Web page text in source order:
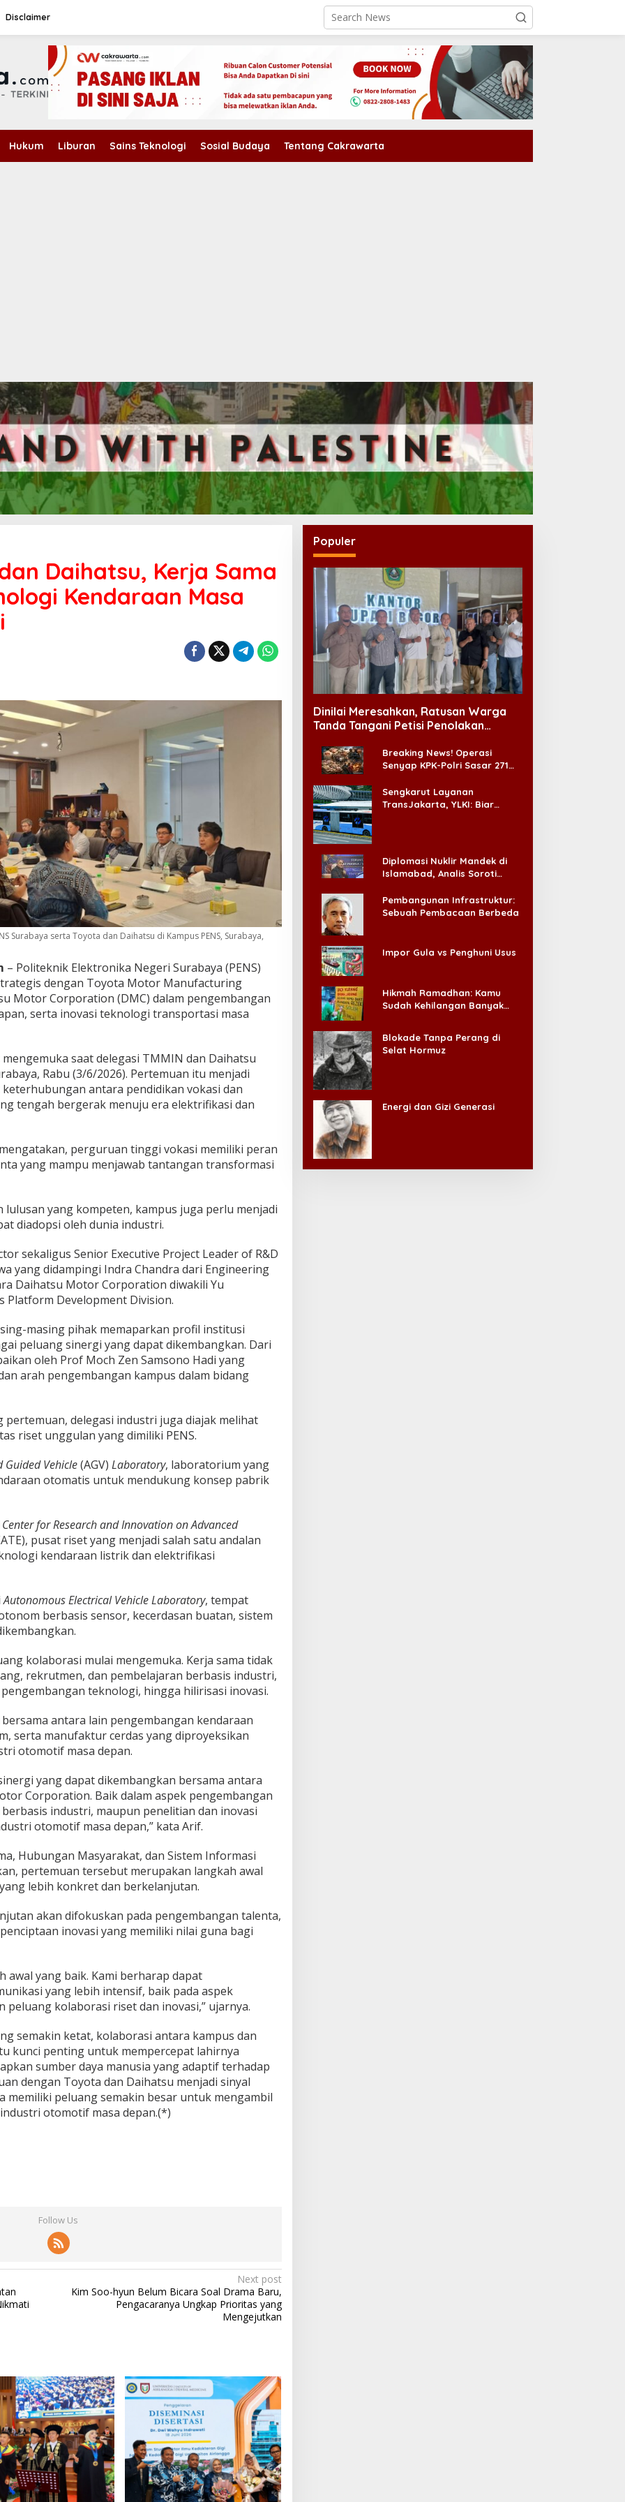
Disclaimer
Hukum Liburan Sains Teknologi Sosial Budaya Tentang Cakrawarta
Daihatsu, Kerja Sama
Kendaraan Masa
Surabaya serta Toyota dan Daihatsu di Kampus PENS, Surabaya,
– Politeknik Elektronika Negeri Surabaya (PENS)
dengan Toyota Motor Manufacturing
Motor Corporation (DMC) dalam pengembangan
serta inovasi teknologi transportasi masa
saat delegasi TMMIN dan Daihatsu
Rabu (3/6/2026). Pertemuan itu menjadi
antara pendidikan vokasi dan
tengah bergerak menuju era elektrifikasi dan
perguruan tinggi vokasi memiliki peran
yang mampu menjawab tantangan transformasi
lulusan yang kompeten, kampus juga perlu menjadi
diadopsi oleh dunia industri.
sekaligus Senior Executive Project Leader of R&D
yang didampingi Indra Chandra dari Engineering
Daihatsu Motor Corporation diwakili Yu
Platform Development Division.
masing pihak memaparkan profil institusi
peluang sinergi yang dapat dikembangkan. Dari
oleh Prof Moch Zen Samsono Hadi yang
arah pengembangan kampus dalam bidang
pertemuan, delegasi industri juga diajak melihat
riset unggulan yang dimiliki PENS.
Guided Vehicle(AGV) Laboratory, laboratorium yang
otomatis untuk mendukung konsep pabrik
Center for Research and Innovation on Advanced
pusat riset yang menjadi salah satu andalan
kendaraan listrik dan elektrifikasi
Autonomous Electrical Vehicle Laboratory, tempat
berbasis sensor, kecerdasan buatan, sistem
kolaborasi mulai mengemuka. Kerja sama tidak
rekrutmen, dan pembelajaran berbasis industri,
teknologi, hingga hilirisasi inovasi.
antara lain pengembangan kendaraan
serta manufaktur cerdas yang diproyeksikan
otomotif masa depan.
yang dapat dikembangkan bersama antara
Corporation. Baik dalam aspek pengembangan
industri, maupun penelitian dan inovasi
otomotif masa depan,” kata Arif.
Hubungan Masyarakat, dan Sistem Informasi
pertemuan tersebut merupakan langkah awal
lebih konkret dan berkelanjutan.
akan difokuskan pada pengembangan talenta,
inovasi yang memiliki nilai guna bagi
awal yang baik. Kami berharap dapat
yang lebih intensif, baik pada aspek
kolaborasi riset dan inovasi,” ujarnya.
semakin ketat, kolaborasi antara kampus dan
kunci penting untuk mempercepat lahirnya
sumber daya manusia yang adaptif terhadap
dengan Toyota dan Daihatsu menjadi sinyal
memiliki peluang semakin besar untuk mengambil
otomotif masa depan.(*)
Follow Us
Next post
Kim Soo-hyun Belum Bicara Soal Drama Baru,
Pengacaranya Ungkap Prioritas yang
Mengejutkan
Populer
Dinilai Meresahkan, Ratusan Warga
Tanda Tangani Petisi Penolakan
Breaking News! Operasi
Senyap KPK-Polri Sasar 271
Ada ‘Badai Pemeriksaan’
Sengkarut Layanan
TransJakarta, YLKI: Biar
Diplomasi Nuklir Mandek di
Islamabad, Analis Soroti
Pembangunan Infrastruktur:
Sebuah Pembacaan Berbeda
Impor Gula vs Penghuni Usus
Hikmah Ramadhan: Kamu
Sudah Kehilangan Banyak
Blokade Tanpa Perang di
Selat Hormuz
Energi dan Gizi Generasi